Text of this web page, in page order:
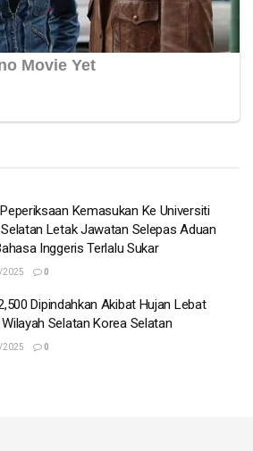
laman rasmiFacebook BBC
hati apabila ramai pada mulanya
rumah tetapi video tersebut
mengenai kepelbagaian budaya
Kemasukan Ke Universiti
Letak Jawatan Selepas Aduan
Inggeris Terlalu Sukar
2025 0
Dipindahkan Akibat Hujan Lebat
Selatan Korea Selatan
2025 0